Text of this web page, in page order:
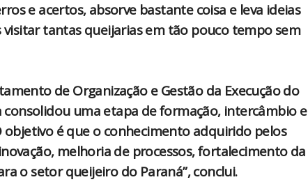
e acertos, absorve bastante coisa e leva ideias
tantas queijarias em tão pouco tempo sem
de Organização e Gestão da Execução do
consolidou uma etapa de formação, intercâmbio e
objetivo é que o conhecimento adquirido pelos
melhoria de processos, fortalecimento da
o setor queijeiro do Paraná”, conclui.